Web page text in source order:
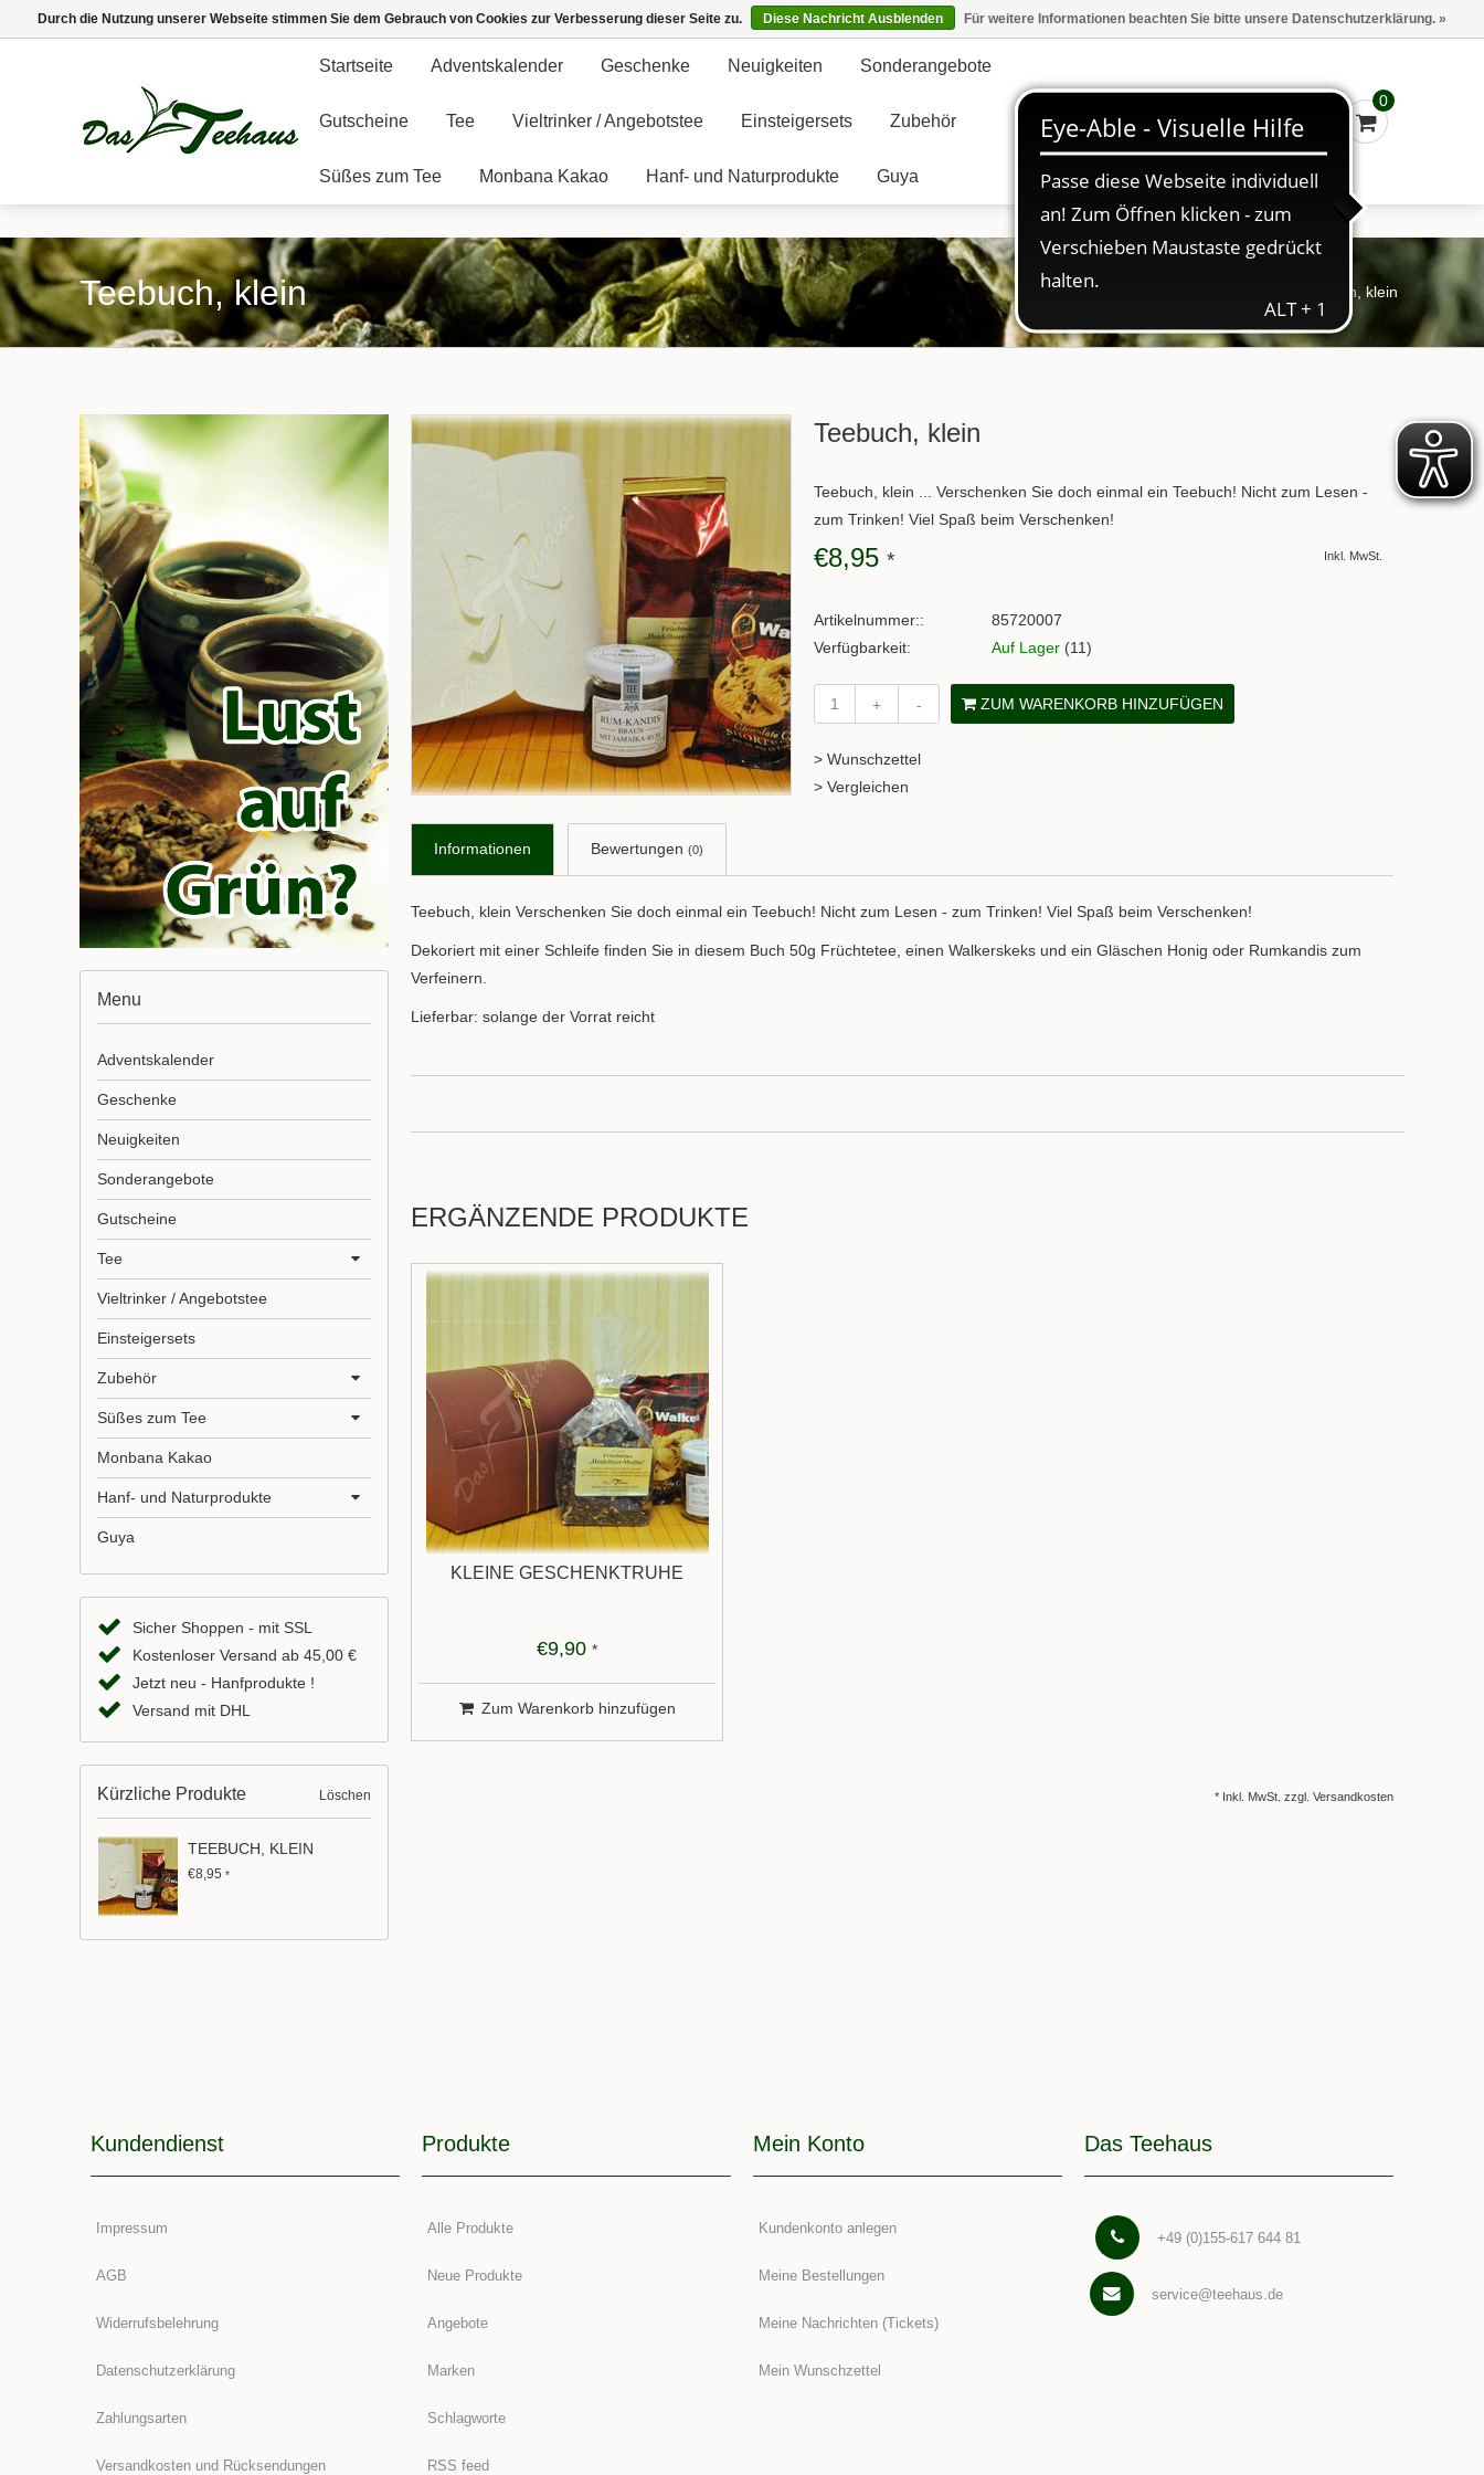
Marken Kasse - €0,00 Anmelden
Startseite Adventskalender Geschenke Neuigkeiten Sonderangebote
Gutscheine Tee Vieltrinker / Angebotstee Einsteigersets Zubehör
Süßes zum Tee Monbana Kakao Hanf- und Naturprodukte Guya
0
Teebuch, klein Startseite Teebuch, klein
Teebuch, klein
Teebuch, klein ... Verschenken Sie doch einmal ein Teebuch! Nicht zum Lesen -
zum Trinken! Viel Spaß beim Verschenken!
€8,95 * Inkl. MwSt.
Artikelnummer::
85720007
Verfügbarkeit:
Auf Lager(11)
+ - ZUM WARENKORB HINZUFÜGEN
> Wunschzettel
> Vergleichen
Informationen Bewertungen (0)
Teebuch, klein Verschenken Sie doch einmal ein Teebuch! Nicht zum Lesen - zum Trinken! Viel Spaß beim Verschenken!
Dekoriert mit einer Schleife finden Sie in diesem Buch 50g Früchtetee, einen Walkerskeks und ein Gläschen Honig oder Rumkandis zum
Verfeinern.
Lieferbar: solange der Vorrat reicht
ERGÄNZENDE PRODUKTE
KLEINE GESCHENKTRUHE
€9,90*
Zum Warenkorb hinzufügen
* Inkl. MwSt. zzgl. Versandkosten
Menu
Adventskalender
Geschenke
Neuigkeiten
Sonderangebote
Gutscheine
Tee
Vieltrinker / Angebotstee
Einsteigersets
Zubehör
Süßes zum Tee
Monbana Kakao
Hanf- und Naturprodukte
Guya
Sicher Shoppen - mit SSL
Kostenloser Versand ab 45,00 €
Jetzt neu - Hanfprodukte !
Versand mit DHL
Kürzliche Produkte Löschen
TEEBUCH, KLEIN
€8,95*
Kundendienst
Impressum
AGB
Widerrufsbelehrung
Datenschutzerklärung
Zahlungsarten
Versandkosten und Rücksendungen
Produkte
Alle Produkte
Neue Produkte
Angebote
Marken
Schlagworte
RSS feed
Mein Konto
Kundenkonto anlegen
Meine Bestellungen
Meine Nachrichten (Tickets)
Mein Wunschzettel
Das Teehaus
+49 (0)155-617 644 81
service@teehaus.de
Durch die Nutzung unserer Webseite stimmen Sie dem Gebrauch von Cookies zur Verbesserung dieser Seite zu. Diese Nachricht Ausblenden Für weitere Informationen beachten Sie bitte unsere Datenschutzerklärung. »